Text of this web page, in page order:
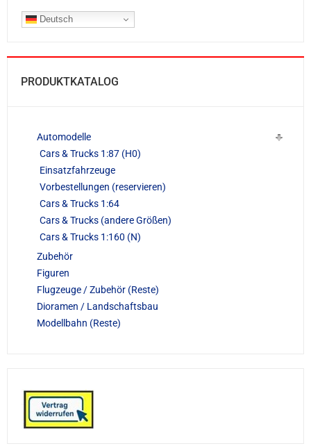
Deutsch
PRODUKTKATALOG
Automodelle
Cars & Trucks 1:87 (H0)
Einsatzfahrzeuge
Vorbestellungen (reservieren)
Cars & Trucks 1:64
Cars & Trucks (andere Größen)
Cars & Trucks 1:160 (N)
Zubehör
Figuren
Flugzeuge / Zubehör (Reste)
Dioramen / Landschaftsbau
Modellbahn (Reste)